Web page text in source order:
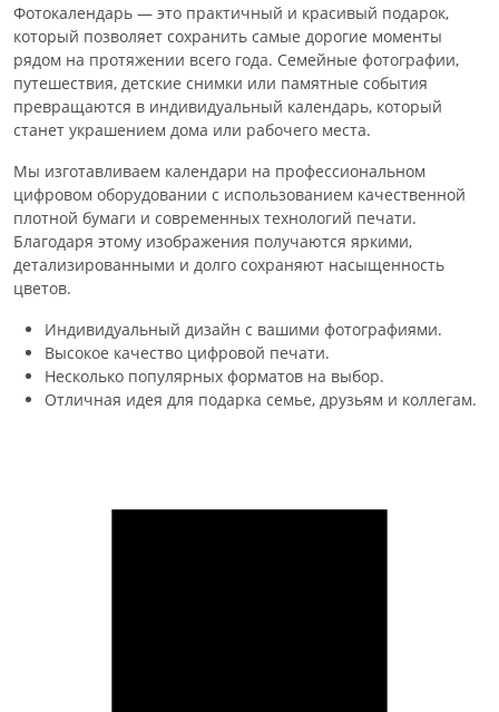
Фотокалендарь — это практичный и красивый подарок,
который позволяет сохранить самые дорогие моменты
рядом на протяжении всего года. Семейные фотографии,
путешествия, детские снимки или памятные события
превращаются в индивидуальный календарь, который
станет украшением дома или рабочего места.
Мы изготавливаем календари на профессиональном
цифровом оборудовании с использованием качественной
плотной бумаги и современных технологий печати.
Благодаря этому изображения получаются яркими,
детализированными и долго сохраняют насыщенность
цветов.
Индивидуальный дизайн с вашими фотографиями.
Высокое качество цифровой печати.
Несколько популярных форматов на выбор.
Отличная идея для подарка семье, друзьям и коллегам.